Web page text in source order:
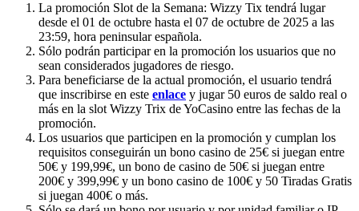
La promoción Slot de la Semana: Wizzy Tix tendrá lugar
desde el 01 de octubre hasta el 07 de octubre de 2025 a las
23:59, hora peninsular española.
Sólo podrán participar en la promoción los usuarios que no
sean considerados jugadores de riesgo.
Para beneficiarse de la actual promoción, el usuario tendrá
que inscribirse en este enlace y jugar 50 euros de saldo real o
más en la slot Wizzy Trix de YoCasino entre las fechas de la
promoción.
Los usuarios que participen en la promoción y cumplan los
requisitos conseguirán un bono casino de 25€ si juegan entre
50€ y 199,99€, un bono de casino de 50€ si juegan entre
200€ y 399,99€ y un bono casino de 100€ y 50 Tiradas Gratis
si juegan 400€ o más.